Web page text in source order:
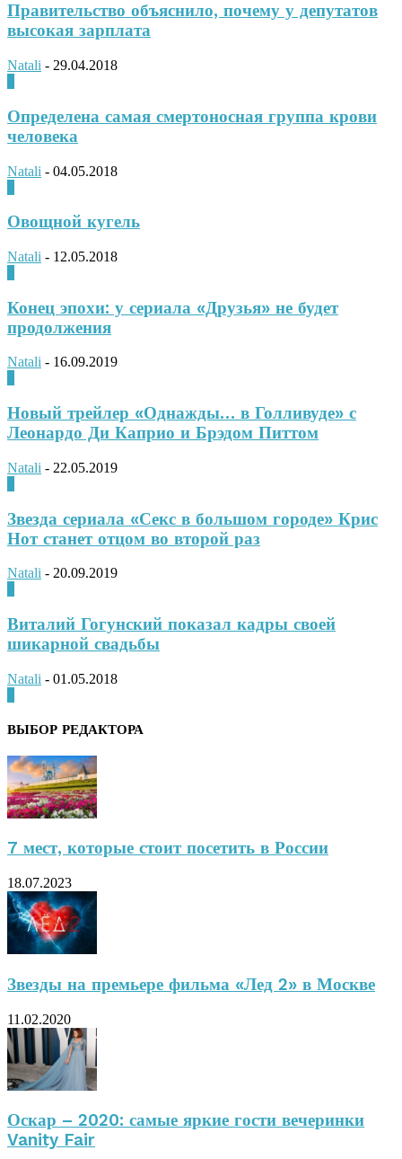
Правительство объяснило, почему у депутатов
высокая зарплата
Natali - 29.04.2018
Определена самая смертоносная группа крови
человека
Natali - 04.05.2018
Овощной кугель
Natali - 12.05.2018
Конец эпохи: у сериала «Друзья» не будет
продолжения
Natali - 16.09.2019
Новый трейлер «Однажды… в Голливуде» с
Леонардо Ди Каприо и Брэдом Питтом
Natali - 22.05.2019
Звезда сериала «Секс в большом городе» Крис
Нот станет отцом во второй раз
Natali - 20.09.2019
Виталий Гогунский показал кадры своей
шикарной свадьбы
Natali - 01.05.2018
ВЫБОР РЕДАКТОРА
7 мест, которые стоит посетить в России
18.07.2023
Звезды на премьере фильма «Лед 2» в Москве
11.02.2020
Оскар – 2020: самые яркие гости вечеринки
Vanity Fair